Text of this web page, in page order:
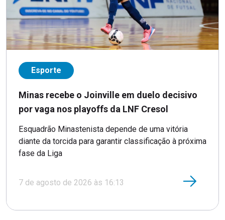
Esporte
Minas recebe o Joinville em duelo decisivo
por vaga nos playoffs da LNF Cresol
Esquadrão Minastenista depende de uma vitória
diante da torcida para garantir classificação à próxima
fase da Liga
7 de agosto de 2026 às 16:13